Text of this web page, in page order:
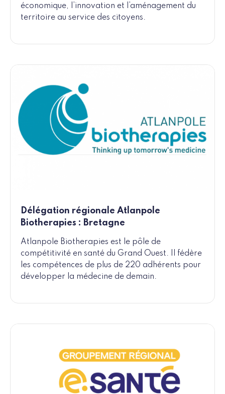
économique, l’innovation et l’aménagement du
territoire au service des citoyens.
Délégation régionale Atlanpole
Biotherapies : Bretagne
Atlanpole Biotherapies est le pôle de
compétitivité en santé du Grand Ouest. Il fédère
les compétences de plus de 220 adhérents pour
développer la médecine de demain.